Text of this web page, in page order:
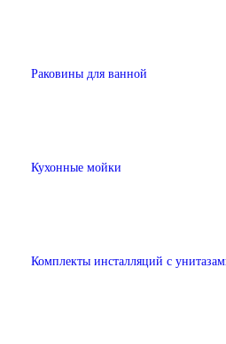
Раковины для ванной
Кухонные мойки
Комплекты инсталляций с